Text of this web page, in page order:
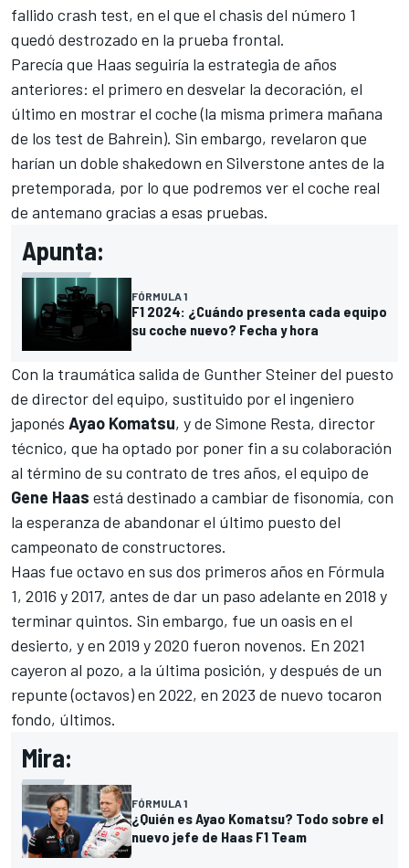
fallido crash test, en el que el chasis del número 1
quedó destrozado en la prueba frontal.
Parecía que Haas seguiría la estrategia de años
anteriores: el primero en desvelar la decoración, el
último en mostrar el coche (la misma primera mañana
de los test de Bahrein). Sin embargo, revelaron que
harían un doble shakedown en Silverstone antes de la
pretemporada, por lo que podremos ver el coche real
de antemano gracias a esas pruebas.
Apunta:
FÓRMULA 1
F1 2024: ¿Cuándo presenta cada equipo
su coche nuevo? Fecha y hora
Con la traumática salida de Gunther Steiner del puesto
de director del equipo, sustituido por el ingeniero
japonés Ayao Komatsu, y de Simone Resta, director
técnico, que ha optado por poner fin a su colaboración
al término de su contrato de tres años, el equipo de
Gene Haas está destinado a cambiar de fisonomía, con
la esperanza de abandonar el último puesto del
campeonato de constructores.
Haas fue octavo en sus dos primeros años en Fórmula
1, 2016 y 2017, antes de dar un paso adelante en 2018 y
terminar quintos. Sin embargo, fue un oasis en el
desierto, y en 2019 y 2020 fueron novenos. En 2021
cayeron al pozo, a la última posición, y después de un
repunte (octavos) en 2022, en 2023 de nuevo tocaron
fondo, últimos.
Mira:
FÓRMULA 1
¿Quién es Ayao Komatsu? Todo sobre el
nuevo jefe de Haas F1 Team